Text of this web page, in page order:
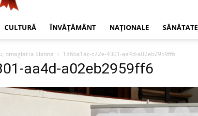
CULTURĂ ÎNVĂȚĂMÂNT NAȚIONALE SĂNĂTATE
omagiat la Slatina 186ba1ac-c72e-4301-aa4d-a02eb2959ff6
aa4d-a02eb2959ff6